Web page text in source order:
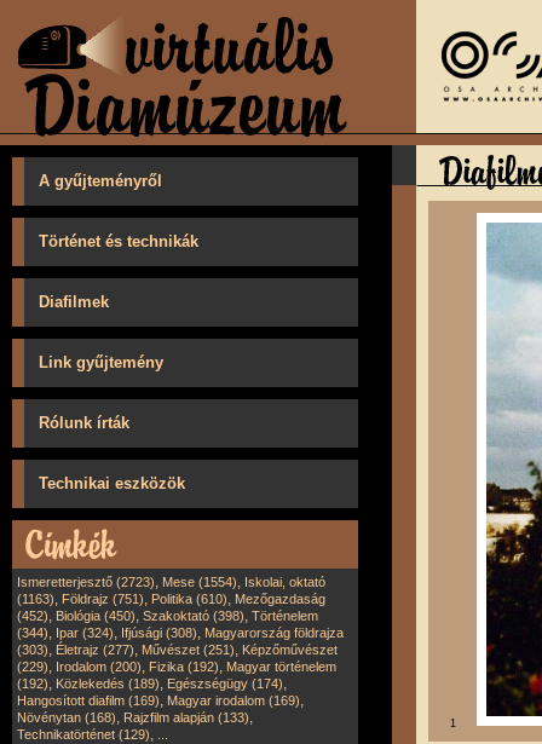
A gyűjteményről
Történet és technikák
Diafilmek
Link gyűjtemény
Rólunk írták
Technikai eszközök
Ismeretterjesztő (2723), Mese (1554), Iskolai, oktató
(1163), Földrajz (751), Politika (610), Mezőgazdaság
(452), Biológia (450), Szakoktató (398), Történelem
(344), Ipar (324), Ifjúsági (308), Magyarország földrajza
(303), Életrajz (277), Művészet (251), Képzőművészet
(229), Irodalom (200), Fizika (192), Magyar történelem
(192), Közlekedés (189), Egészségügy (174),
Hangosított diafilm (169), Magyar irodalom (169),
Növénytan (168), Rajzfilm alapján (133),
Technikatörténet (129),
1